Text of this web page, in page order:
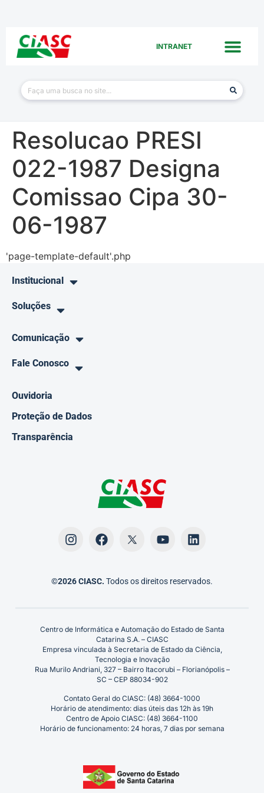
INTRANET
Resolucao PRESI
022-1987 Designa
Comissao Cipa 30-
06-1987
'page-template-default'.php
Institucional
Soluções
Comunicação
Fale Conosco
Ouvidoria
Proteção de Dados
Transparência
©2026 CIASC. Todos os direitos reservados.
Centro de Informática e Automação do Estado de Santa
Catarina S.A. – CIASC
Empresa vinculada à Secretaria de Estado da Ciência,
Tecnologia e Inovação
Rua Murilo Andriani, 327 – Bairro Itacorubi – Florianópolis –
SC – CEP 88034-902
Contato Geral do CIASC: (48) 3664-1000
Horário de atendimento: dias úteis das 12h às 19h
Centro de Apoio CIASC: (48) 3664-1100
Horário de funcionamento: 24 horas, 7 dias por semana